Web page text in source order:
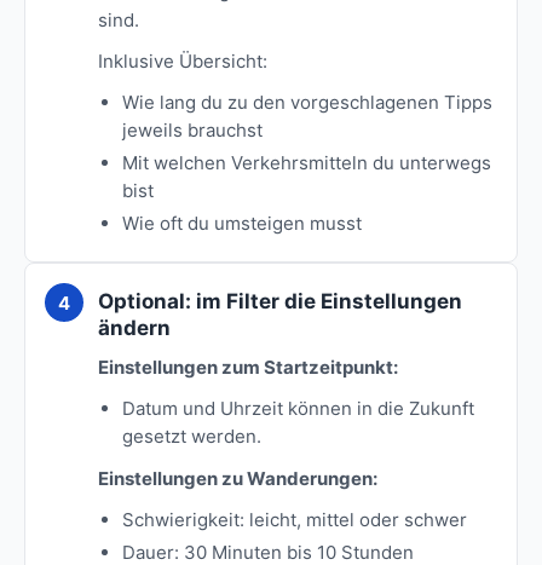
sind.
Inklusive Übersicht:
Wie lang du zu den vorgeschlagenen Tipps
jeweils brauchst
Mit welchen Verkehrsmitteln du unterwegs
bist
Wie oft du umsteigen musst
Optional: im Filter die Einstellungen
ändern
Einstellungen zum Startzeitpunkt:
Datum und Uhrzeit können in die Zukunft
gesetzt werden.
Einstellungen zu Wanderungen:
Schwierigkeit: leicht, mittel oder schwer
Dauer: 30 Minuten bis 10 Stunden